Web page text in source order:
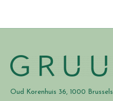
Oud Korenhuis 36, 1000 Brussels